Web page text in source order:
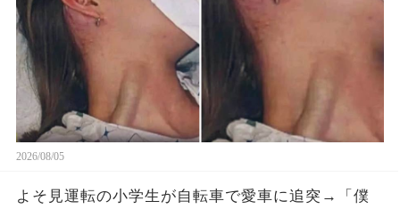
2026/08/05
よそ見運転の小学生が自転車で愛車に追突→「僕